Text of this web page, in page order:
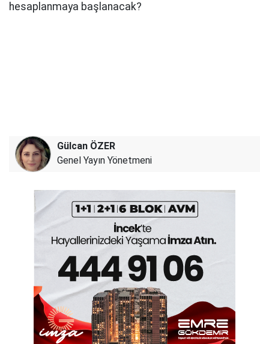
hesaplanmaya başlanacak?
Gülcan ÖZER
Genel Yayın Yönetmeni